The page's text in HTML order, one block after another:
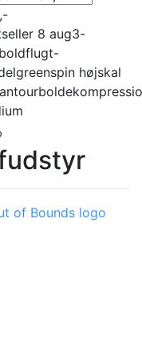
8 aug3-
boldflugt-
greenspin højskal
tourbolde